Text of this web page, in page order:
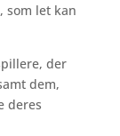
som let kan
der
dem,
deres